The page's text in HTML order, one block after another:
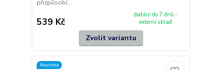
přizpůsobí...
539 Kč
dodání do 7 dnů -
externí sklad
Zvolit variantu
Novinka